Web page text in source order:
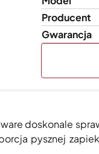
Producent
Gwarancja
doskonale
pysznej